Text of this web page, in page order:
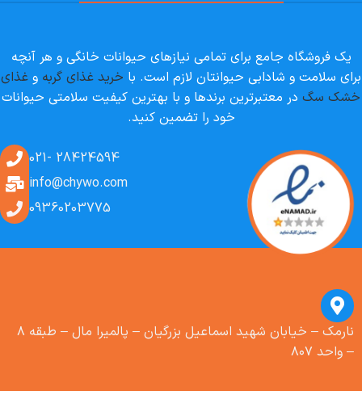
یک فروشگاه جامع برای تمامی نیازهای حیوانات خانگی و هر آنچه
برای سلامت و شادابی حیوانتان لازم است. با خرید غذای گربه و غذای
خشک سگ در معتبرترین برندها و با بهترین کیفیت سلامتی حیوانات
خود را تضمین کنید.
28424594 -021
info@chywo.com
09360203775
نارمک – خیابان شهید اسماعیل بزرگیان – پالمیرا مال – طبقه ۸
– واحد ۸۰۷